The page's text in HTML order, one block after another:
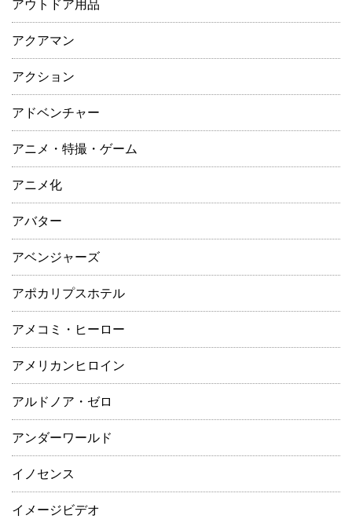
アウトドア用品
アクアマン
アクション
アドベンチャー
アニメ・特撮・ゲーム
アニメ化
アバター
アベンジャーズ
アポカリプスホテル
アメコミ・ヒーロー
アメリカンヒロイン
アルドノア・ゼロ
アンダーワールド
イノセンス
イメージビデオ